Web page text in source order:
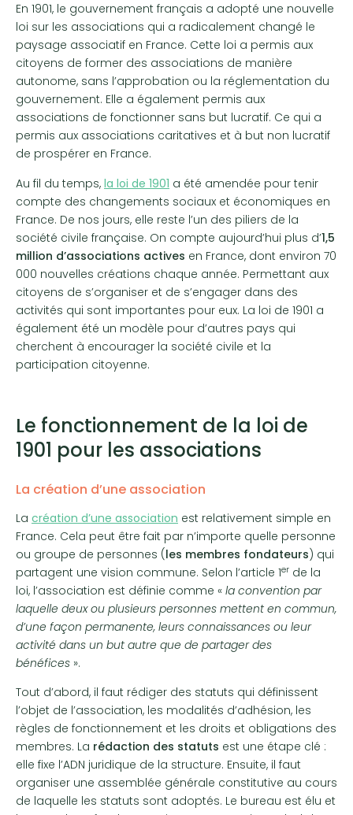
En 1901, le gouvernement français a adopté une nouvelle
loi sur les associations qui a radicalement changé le
paysage associatif en France. Cette loi a permis aux
citoyens de former des associations de manière
autonome, sans l’approbation ou la réglementation du
gouvernement. Elle a également permis aux
associations de fonctionner sans but lucratif. Ce qui a
permis aux associations caritatives et à but non lucratif
de prospérer en France.
Au fil du temps, la loi de 1901 a été amendée pour tenir
compte des changements sociaux et économiques en
France. De nos jours, elle reste l’un des piliers de la
société civile française. On compte aujourd’hui plus d’1,5
million d’associations actives en France, dont environ 70
000 nouvelles créations chaque année. Permettant aux
citoyens de s’organiser et de s’engager dans des
activités qui sont importantes pour eux. La loi de 1901 a
également été un modèle pour d’autres pays qui
cherchent à encourager la société civile et la
participation citoyenne.
Le fonctionnement de la loi de
1901 pour les associations
La création d’une association
La création d’une association est relativement simple en
France. Cela peut être fait par n’importe quelle personne
ou groupe de personnes (les membres fondateurs) qui
partagent une vision commune. Selon l’article 1er de la
loi, l’association est définie comme « la convention par
laquelle deux ou plusieurs personnes mettent en commun,
d’une façon permanente, leurs connaissances ou leur
activité dans un but autre que de partager des
bénéfices ».
Tout d’abord, il faut rédiger des statuts qui définissent
l’objet de l’association, les modalités d’adhésion, les
règles de fonctionnement et les droits et obligations des
membres. La rédaction des statuts est une étape clé :
elle fixe l’ADN juridique de la structure. Ensuite, il faut
organiser une assemblée générale constitutive au cours
de laquelle les statuts sont adoptés. Le bureau est élu et